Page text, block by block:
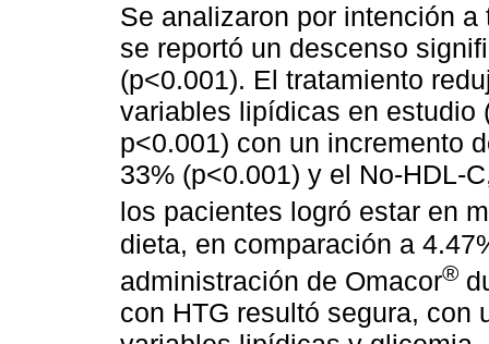
Se analizaron por intención
se reportó un descenso
(p<0.001). El tratamiento
variables lipídicas en estudio
p<0.001) con un incremento
33% (p<0.001) y el No-HDL-
los pacientes logró estar en
dieta, en comparación a
administración de Omacor®
con HTG resultó segura, con